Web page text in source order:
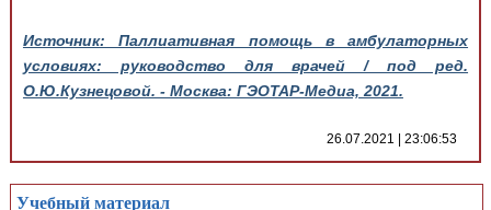
Источник: Паллиативная помощь в амбулаторных
условиях: руководство для врачей / под ред.
О.Ю.Кузнецовой. - Москва: ГЭОТАР-Медиа, 2021.
26.07.2021 | 23:06:53
Учебный материал